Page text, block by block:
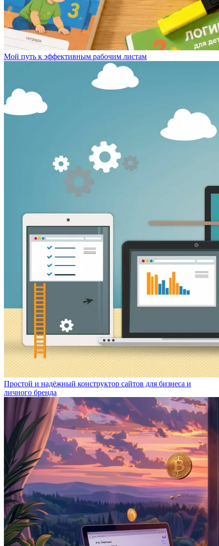
Мой путь к эффективным рабочим листам
Простой и надёжный конструктор сайтов для бизнеса и
личного бренда